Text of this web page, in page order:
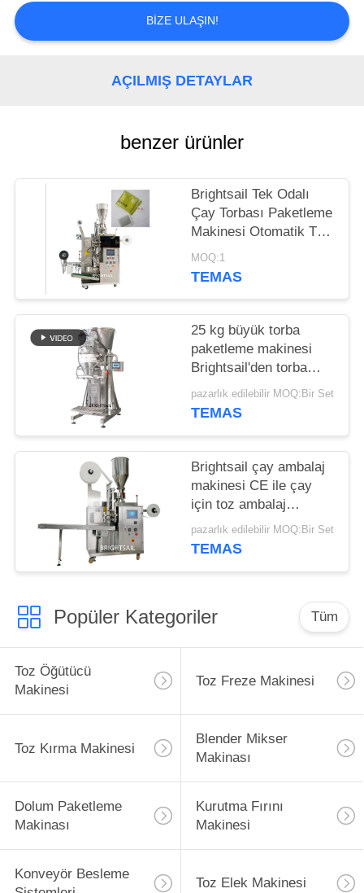
HABERLER
POLICY
BIZE ULAŞIN!
AÇILMIŞ DETAYLAR
benzer ürünler
Brightsail Tek Odalı
Çay Torbası Paketleme
Makinesi Otomatik Toz
Paketleme Makinesi
MOQ:1
TEMAS
25 kg büyük torba
paketleme makinesi
Brightsail'den torba
yapmak için baharat
tozu paketleme
pazarlık edilebilir MOQ:Bir Set
TEMAS
Brightsail çay ambalaj
makinesi CE ile çay
için toz ambalaj
makinesi
pazarlık edilebilir MOQ:Bir Set
TEMAS
Popüler Kategoriler Tüm
Toz Öğütücü
Makinesi
Toz Freze Makinesi
Toz Kırma Makinesi
Blender Mikser
Makinası
Dolum Paketleme
Makinası
Kurutma Fırını
Makinesi
Konveyör Besleme
Toz Elek Makinesi